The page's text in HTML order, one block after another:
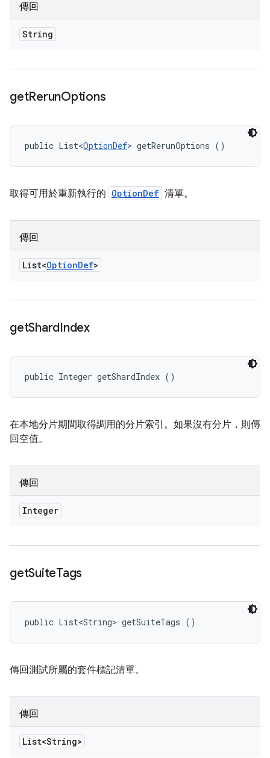
傳回
String
getRerunOptions
public List<OptionDef> getRerunOptions ()
取得可用於重新執行的 OptionDef 清單。
傳回
List<OptionDef>
getShardIndex
public Integer getShardIndex ()
在本地分片期間取得調用的分片索引。如果沒有分片，則傳
回空值。
傳回
Integer
getSuiteTags
public List<String> getSuiteTags ()
傳回測試所屬的套件標記清單。
傳回
List<String>